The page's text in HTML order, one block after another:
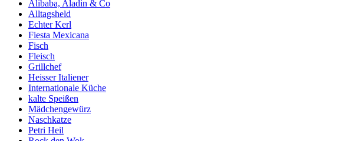
Alibaba, Aladin & Co
Alltagsheld
Echter Kerl
Fiesta Mexicana
Fisch
Fleisch
Grillchef
Heisser Italiener
Internationale Küche
kalte Speißen
Mädchengewürz
Naschkatze
Petri Heil